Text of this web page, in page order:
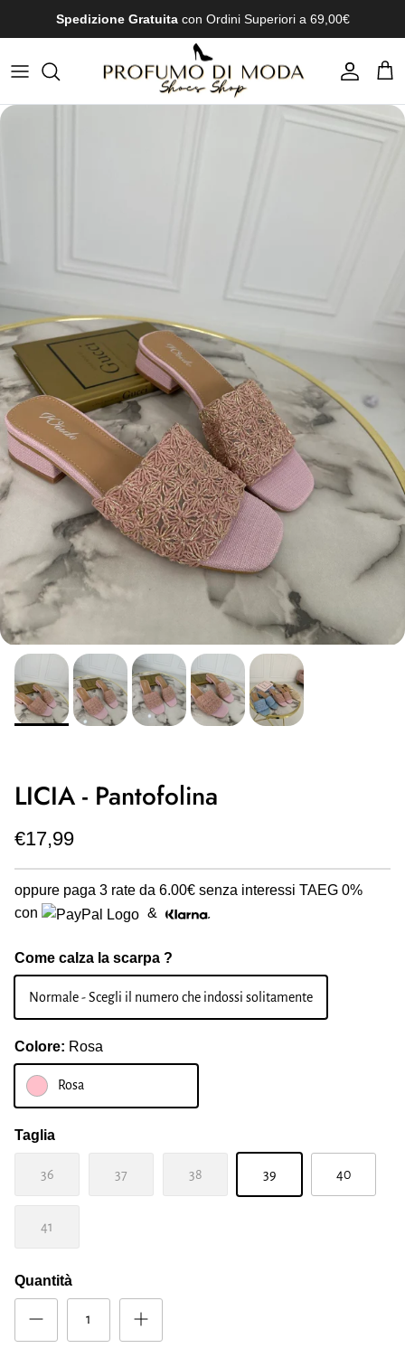
Spedizione Gratuita con Ordini Superiori a 69,00€
Account
LICIA - Pantofolina
€17,99
oppure paga 3 rate da 6.00€ senza interessi TAEG 0%
con
&
Come calza la scarpa ?
Normale - Scegli il numero che indossi solitamente
Colore: Rosa
Rosa
Taglia
36 37 38 39 40
41
Quantità